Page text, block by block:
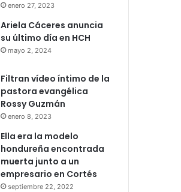
enero 27, 2023
Ariela Cáceres anuncia
su último día en HCH
mayo 2, 2024
Filtran vídeo íntimo de la
pastora evangélica
Rossy Guzmán
enero 8, 2023
Ella era la modelo
hondureña encontrada
muerta junto a un
empresario en Cortés
septiembre 22, 2022